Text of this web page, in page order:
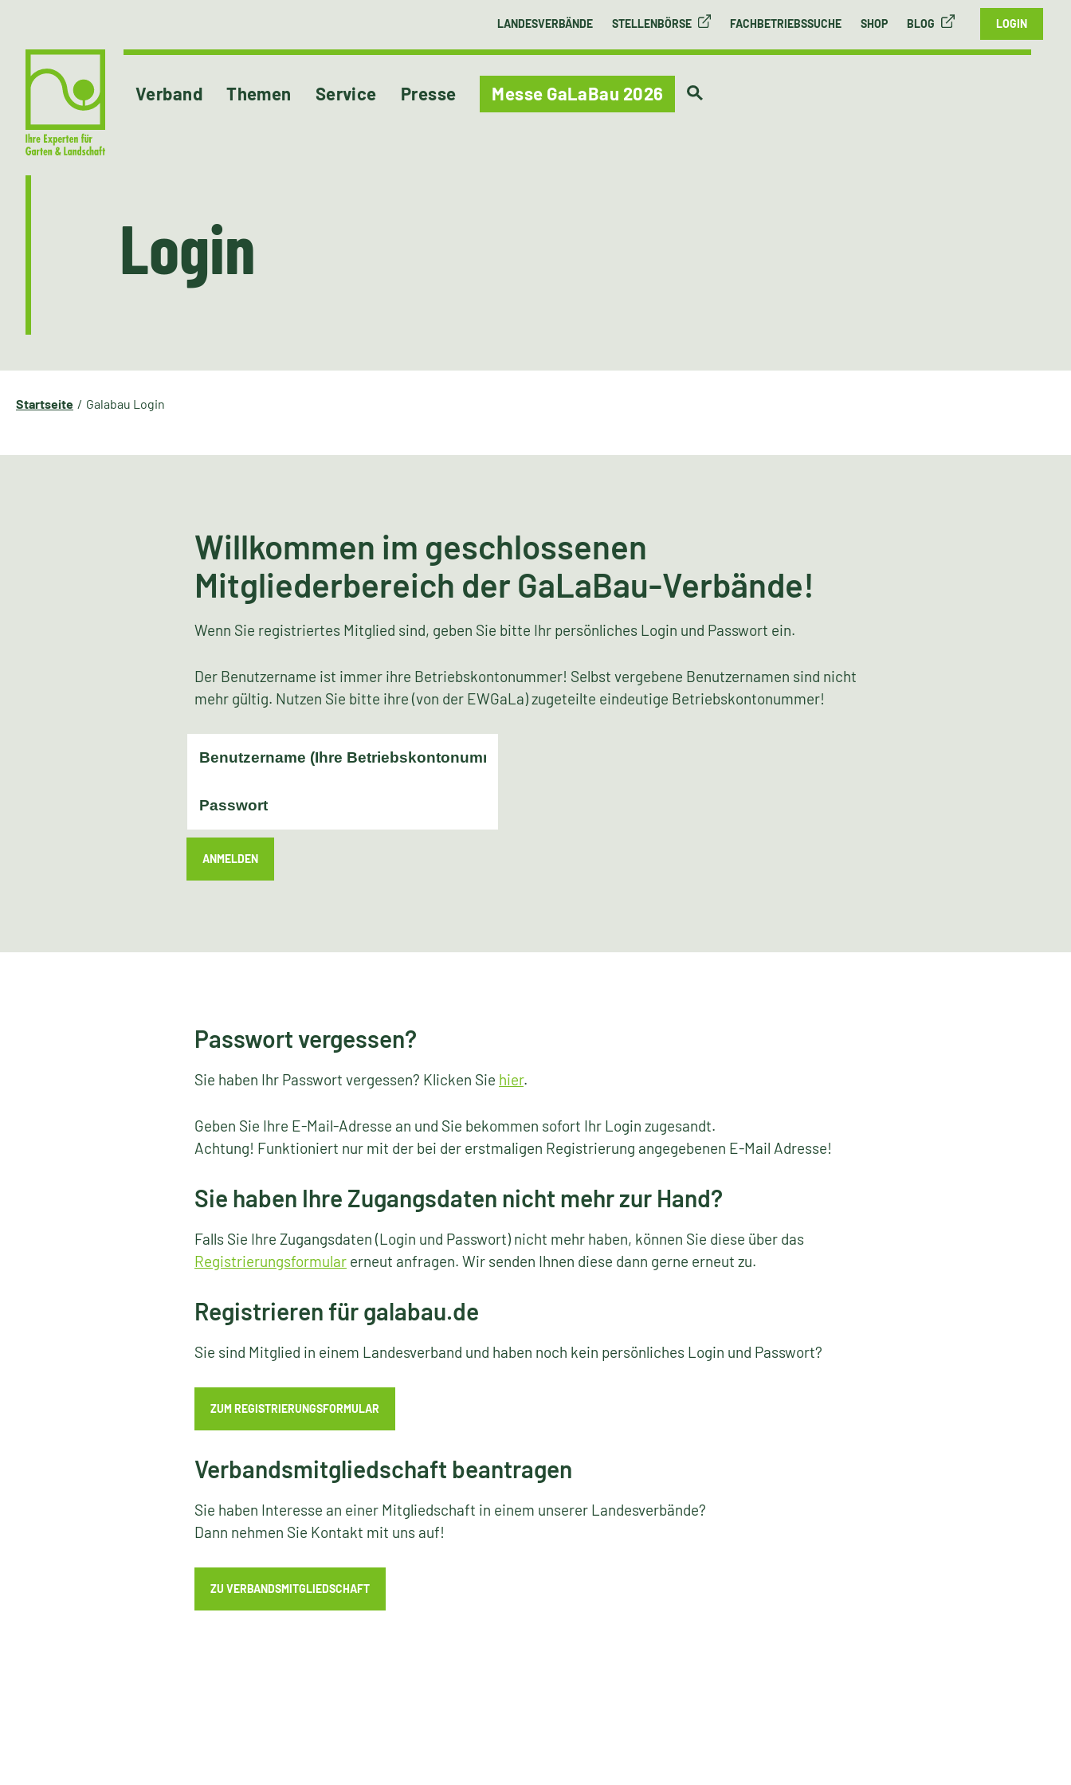
LANDESVERBÄNDE STELLENBÖRSE FACHBETRIEBSSUCHE SHOP BLOG LOGIN
Verband Themen Service Presse Messe GaLaBau 2026
Login
Startseite Galabau Login
Willkommen im geschlossenen
Mitgliederbereich der GaLaBau-Verbände!
Wenn Sie registriertes Mitglied sind, geben Sie bitte Ihr persönliches Login und Passwort ein.
Der Benutzername ist immer ihre Betriebskontonummer! Selbst vergebene Benutzernamen sind nicht
mehr gültig. Nutzen Sie bitte ihre (von der EWGaLa) zugeteilte eindeutige Betriebskontonummer!
ANMELDEN
Passwort vergessen?
Sie haben Ihr Passwort vergessen? Klicken Sie hier.
Geben Sie Ihre E-Mail-Adresse an und Sie bekommen sofort Ihr Login zugesandt.
Achtung! Funktioniert nur mit der bei der erstmaligen Registrierung angegebenen E-Mail Adresse!
Sie haben Ihre Zugangsdaten nicht mehr zur Hand?
Falls Sie Ihre Zugangsdaten (Login und Passwort) nicht mehr haben, können Sie diese über das
Registrierungsformular erneut anfragen. Wir senden Ihnen diese dann gerne erneut zu.
Registrieren für galabau.de
Sie sind Mitglied in einem Landesverband und haben noch kein persönliches Login und Passwort?
ZUM REGISTRIERUNGSFORMULAR
Verbandsmitgliedschaft beantragen
Sie haben Interesse an einer Mitgliedschaft in einem unserer Landesverbände?
Dann nehmen Sie Kontakt mit uns auf!
ZU VERBANDSMITGLIEDSCHAFT